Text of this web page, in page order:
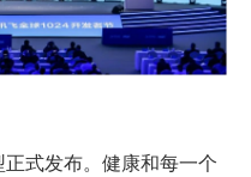
式发布。健康和每一个